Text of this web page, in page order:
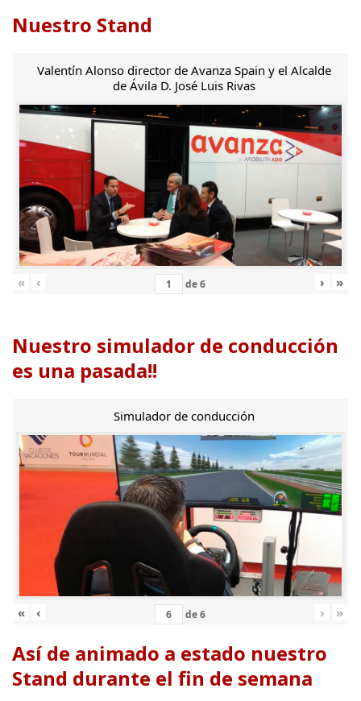
Nuestro Stand
Valentín Alonso director de Avanza Spain y el Alcalde
de Ávila D. José Luis Rivas
« ‹ de6 › »
Nuestro simulador de conducción
es una pasada!!
Simulador de conducción
« ‹ de6 › »
Así de animado a estado nuestro
Stand durante el fin de semana